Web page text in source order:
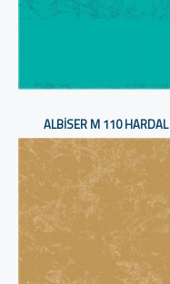
ALBISER M 110 HARDAL